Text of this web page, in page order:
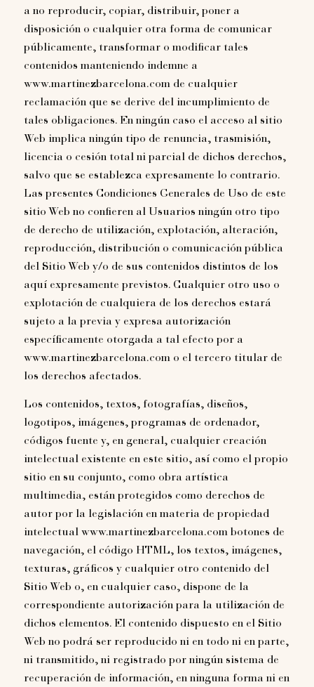
a no reproducir, copiar, distribuir, poner a
disposición o cualquier otra forma de comunicar
públicamente, transformar o modificar tales
contenidos manteniendo indemne a
www.martinezbarcelona.com de cualquier
reclamación que se derive del incumplimiento de
tales obligaciones. En ningún caso el acceso al sitio
Web implica ningún tipo de renuncia, trasmisión,
licencia o cesión total ni parcial de dichos derechos,
salvo que se establezca expresamente lo contrario.
Las presentes Condiciones Generales de Uso de este
sitio Web no confieren al Usuarios ningún otro tipo
de derecho de utilización, explotación, alteración,
reproducción, distribución o comunicación pública
del Sitio Web y/o de sus contenidos distintos de los
aquí expresamente previstos. Cualquier otro uso o
explotación de cualquiera de los derechos estará
sujeto a la previa y expresa autorización
específicamente otorgada a tal efecto por a
www.martinezbarcelona.com o el tercero titular de
los derechos afectados.
Los contenidos, textos, fotografías, diseños,
logotipos, imágenes, programas de ordenador,
códigos fuente y, en general, cualquier creación
intelectual existente en este sitio, así como el propio
sitio en su conjunto, como obra artística
multimedia, están protegidos como derechos de
autor por la legislación en materia de propiedad
intelectual www.martinezbarcelona.com botones de
navegación, el código HTML, los textos, imágenes,
texturas, gráficos y cualquier otro contenido del
Sitio Web o, en cualquier caso, dispone de la
correspondiente autorización para la utilización de
dichos elementos. El contenido dispuesto en el Sitio
Web no podrá ser reproducido ni en todo ni en parte,
ni transmitido, ni registrado por ningún sistema de
recuperación de información, en ninguna forma ni en